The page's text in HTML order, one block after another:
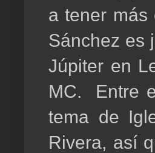
a tener
Sánchez es
Júpiter en
MC. Entre
tema de
Rivera, así